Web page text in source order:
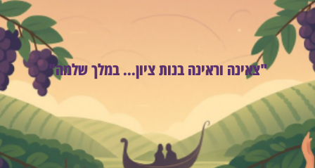
"צאינה וראינה בנות ציון... במלך שלמה"